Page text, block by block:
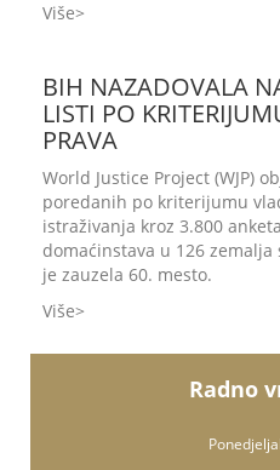
Više
BIH NAZADOVALA
LISTI PO
PRAVA
World Justice Project (WJP)
poredanih po kriterijumu
istraživanja kroz 3.800
domaćinstava u 126 zemalja
je zauzela 60. mesto.
Više
Radno